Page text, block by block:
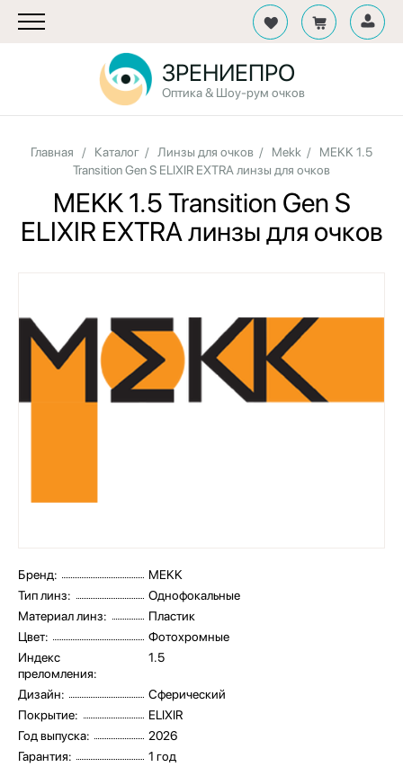
ЗРЕНИЕПРО
Оптика & Шоу-рум очков
Главная / Каталог / Линзы для очков / Mekk / MEKK 1.5
Transition Gen S ELIXIR EXTRA линзы для очков
MEKK 1.5 Transition Gen S
ELIXIR EXTRA линзы для очков
Бренд:
MEKK
Тип линз:
Однофокальные
Материал линз:
Пластик
Цвет:
Фотохромные
Индекс
преломления:
1.5
Дизайн:
Сферический
Покрытие:
ELIXIR
Год выпуска:
2026
Гарантия:
1 год